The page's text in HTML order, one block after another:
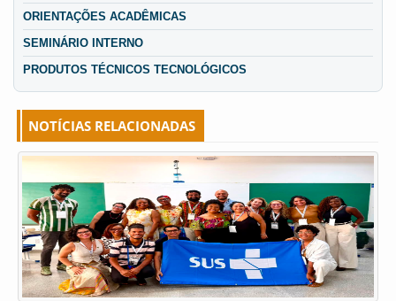
ORIENTAÇÕES ACADÊMICAS
SEMINÁRIO INTERNO
PRODUTOS TÉCNICOS TECNOLÓGICOS
NOTÍCIAS RELACIONADAS